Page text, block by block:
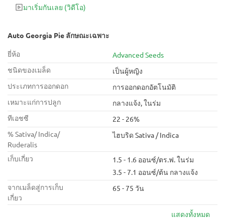
มาเริ่มกันเลย (วิดีโอ)
Auto Georgia Pie ลักษณะเฉพาะ
ยี่ห้อ
Advanced Seeds
ชนิดของเมล็ด
เป็นผู้หญิง
ประเภทการออกดอก
การออกดอกอัตโนมัติ
เหมาะแก่การปลูก
กลางแจ้ง, ในร่ม
ทีเอชซี
22 - 26%
% Sativa/ Indica/
Ruderalis
ไฮบริด Sativa / Indica
เก็บเกี่ยว
1.5 - 1.6 ออนซ์/ตร.ฟ. ในร่ม
3.5 - 7.1 ออนซ์/ต้น กลางแจ้ง
จากเมล็ดสู่การเก็บ
เกี่ยว
65 - 75 วัน
แสดงทั้งหมด